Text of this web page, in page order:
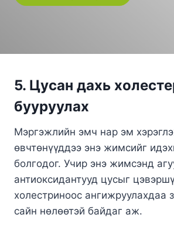
5. Цусан дахь
бууруулах
Мэргэжлийн эмч нар эм
өвчтөнүүддээ энэ жимсийг
болгодог. Учир энэ жимсэнд
антиоксидантууд цусыг
холестриноос ангижруулахдаа
сайн нөлөөтэй байдаг аж.